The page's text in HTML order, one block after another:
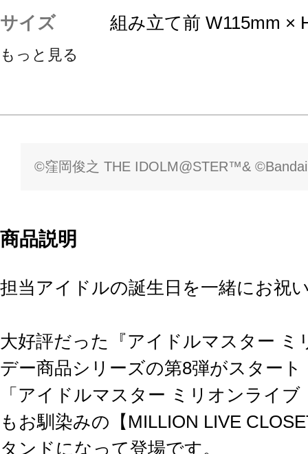
サイズ 組み立て前 W115mm ×
もっと見る
©窪岡俊之 THE IDOLM@STER™&
商品説明
担当アイドルの誕生日を一緒にお祝
大好評だった『アイドルマスター ミ
デー商品シリーズの第8弾がスタート
「アイドルマスター ミリオンライ
もお馴染みの【MILLION LIVE
タンドになって登場です。